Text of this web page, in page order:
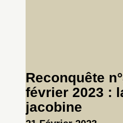
Reconquête
février 2023 :
jacobine